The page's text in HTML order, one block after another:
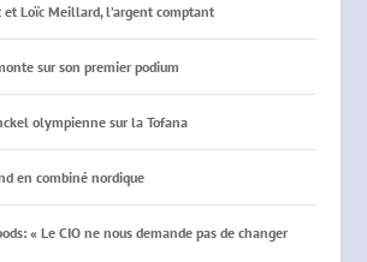
et Loïc Meillard, l’argent comptant
sur son premier podium
olympienne sur la Tofana
en combiné nordique
« Le CIO ne nous demande pas de changer